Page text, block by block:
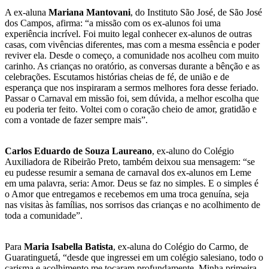
A ex-aluna Mariana Mantovani, do Instituto São José, de São José
dos Campos, afirma: “a missão com os ex-alunos foi uma
experiência incrível. Foi muito legal conhecer ex-alunos de outras
casas, com vivências diferentes, mas com a mesma essência e poder
reviver ela. Desde o começo, a comunidade nos acolheu com muito
carinho. As crianças no oratório, as conversas durante a bênção e as
celebrações. Escutamos histórias cheias de fé, de união e de
esperança que nos inspiraram a sermos melhores fora desse feriado.
Passar o Carnaval em missão foi, sem dúvida, a melhor escolha que
eu poderia ter feito. Voltei com o coração cheio de amor, gratidão e
com a vontade de fazer sempre mais”.
Carlos Eduardo de Souza Laureano, ex-aluno do Colégio
Auxiliadora de Ribeirão Preto, também deixou sua mensagem: “se
eu pudesse resumir a semana de carnaval dos ex-alunos em Leme
em uma palavra, seria: Amor. Deus se faz no simples. E o simples é
o Amor que entregamos e recebemos em uma troca genuína, seja
nas visitas às famílias, nos sorrisos das crianças e no acolhimento de
toda a comunidade”.
Para Maria Isabella Batista, ex-aluna do Colégio do Carmo, de
Guaratinguetá, “desde que ingressei em um colégio salesiano, todo o